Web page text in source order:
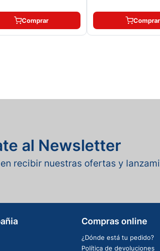
Comprar Comprar
al Newsletter
recibir nuestras ofertas y
Compras online
¿Dónde está tu pedido?
Política de devoluciones